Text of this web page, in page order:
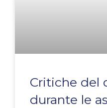
Critiche del
durante le